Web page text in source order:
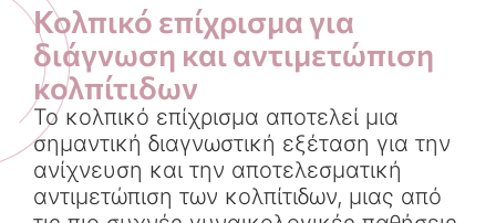
Κολπικό επίχρισμα για
διάγνωση και αντιμετώπιση
κολπίτιδων
Το κολπικό επίχρισμα αποτελεί μια
σημαντική διαγνωστική εξέταση για την
ανίχνευση και την αποτελεσματική
αντιμετώπιση των κολπίτιδων, μιας από